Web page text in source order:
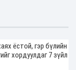
ёстой, гэр бүлийн
хордуулдаг 7 зүйл